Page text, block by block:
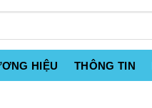
HIỆU THÔNG TIN